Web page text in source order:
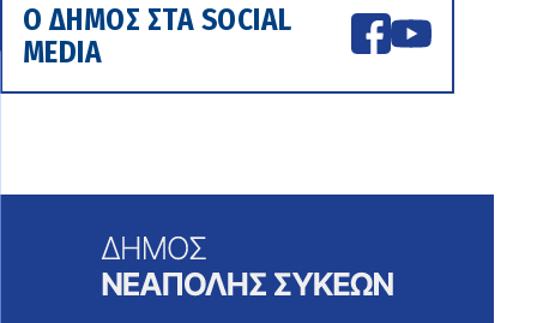
Ο ΔΗΜΟΣ ΣΤΑ SOCIAL
MEDIA